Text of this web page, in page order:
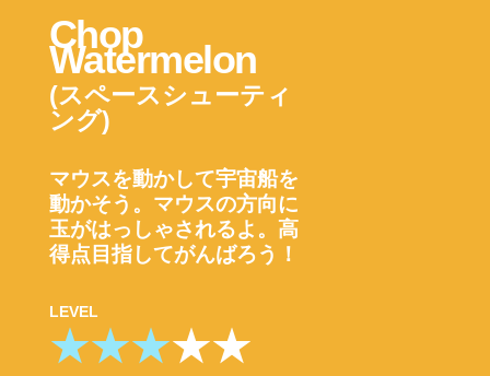
Chop
Watermelon
(スペースシューティ
ング)
マウスを動かして宇宙船を
動かそう。マウスの方向に
玉がはっしゃされるよ。高
得点目指してがんばろう！
LEVEL